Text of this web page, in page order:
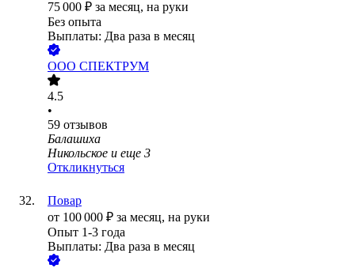
75 000 ₽ за месяц, на руки
Без опыта
Выплаты: Два раза в месяц
ООО СПЕКТРУМ
4.5
•
59 отзывов
Балашиха
Никольское и еще 3
Откликнуться
Повар
от 100 000 ₽ за месяц, на руки
Опыт 1-3 года
Выплаты: Два раза в месяц